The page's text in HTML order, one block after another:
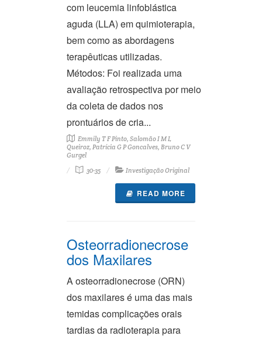
com leucemia linfoblástica
aguda (LLA) em quimioterapia,
bem como as abordagens
terapêuticas utilizadas.
Métodos: Foi realizada uma
avaliação retrospectiva por meio
da coleta de dados nos
prontuários de cria...
Emmily T F Pinto, Salomão I M L
Queiroz, Patrícia G P Goncalves, Bruno C V
Gurgel
30-35
Investigação Original
READ MORE
Osteorradionecrose
dos Maxilares
A osteorradionecrose (ORN)
dos maxilares é uma das mais
temidas complicações orais
tardias da radioterapia para